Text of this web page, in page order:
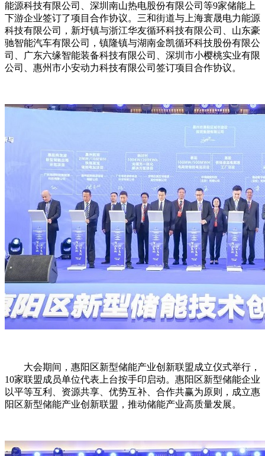
能源科技有限公司、深圳南山热电股份有限公司等9家储能上
下游企业签订了项目合作协议。三和街道与上海寰晟电力能源
科技有限公司，新圩镇与浙江华友循环科技有限公司、山东豪
驰智能汽车有限公司，镇隆镇与湖南金凯循环科技股份有限公
司、广东六缘智能装备科技有限公司、深圳市小樱桃实业有限
公司、惠州市小安动力科技有限公司签订项目合作协议。
大会期间，惠阳区新型储能产业创新联盟成立仪式举行，
10家联盟成员单位代表上台按手印启动。惠阳区新型储能企业
以平等互利、资源共享、优势互补、合作共赢为原则，成立惠
阳区新型储能产业创新联盟，推动储能产业高质量发展。